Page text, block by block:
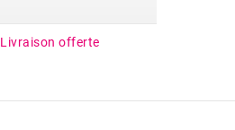
Livraison offerte